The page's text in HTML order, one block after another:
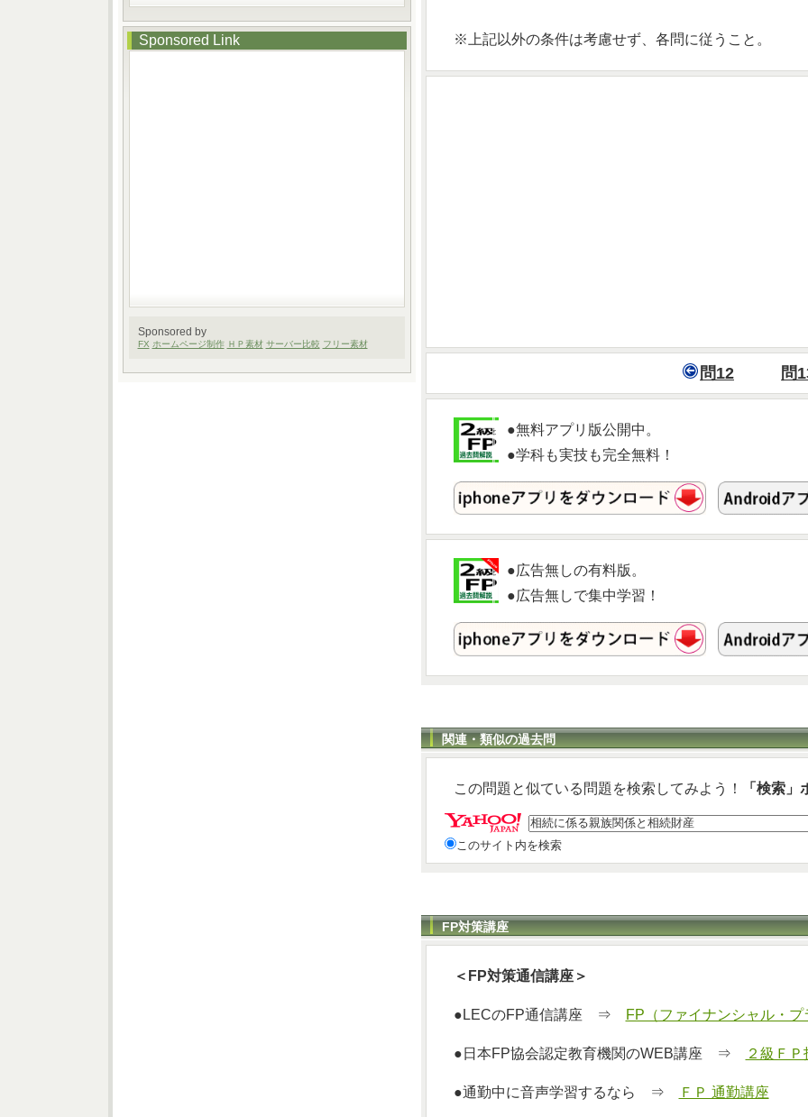
※上記以外の条件は考慮せず、各問に従うこと。
問12 問
●無料アプリ版公開中。
●学科も実技も完全無料！
●広告無しの有料版。
●広告無しで集中学習！
関連・類似の過去問
この問題と似ている問題を検索してみよう！ 「検索
このサイト内を検索
FP対策講座
＜FP対策通信講座＞
●LECのFP通信講座 ⇒ FP（ファイナンシャル・
●日本FP協会認定教育機関のWEB講座 ⇒ ２級ＦＰ
●通勤中に音声学習するなら ⇒ ＦＰ 通勤講座
Sponsored Link
Sponsored by
FX ホームページ制作 ＨＰ素材 サーバー比較 フリー素材